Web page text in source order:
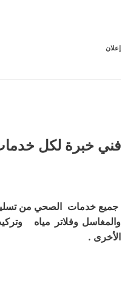
إعلان
فني خبرة لكل
جميع خدمات الصحي من
والمغاسل وفلاتر مياه
الأخرى .